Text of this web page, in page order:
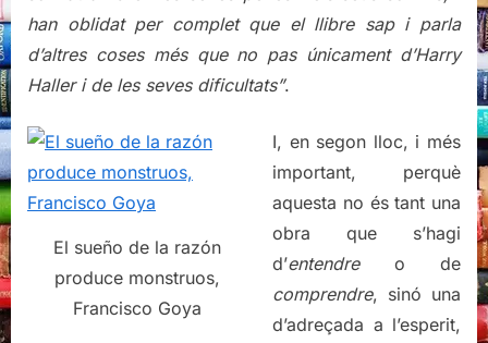
han oblidat per complet que el llibre sap i parla
d’altres coses més que no pas únicament d’Harry
Haller i de les seves dificultats”.
El sueño de la razón
produce monstruos,
Francisco Goya
I, en segon lloc, i més
important, perquè
aquesta no és tant una
obra que s’hagi
d’entendreo de
comprendre, sinó una
d’adreçada a l’esperit,